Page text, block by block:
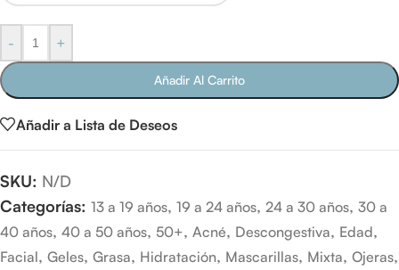
- +
Añadir Al Carrito
Añadir a Lista de Deseos
SKU: N/D
Categorías: 13 a 19 años, 19 a 24 años, 24 a 30 años, 30 a
40 años, 40 a 50 años, 50+, Acné, Descongestiva, Edad,
Facial, Geles, Grasa, Hidratación, Mascarillas, Mixta, Ojeras,